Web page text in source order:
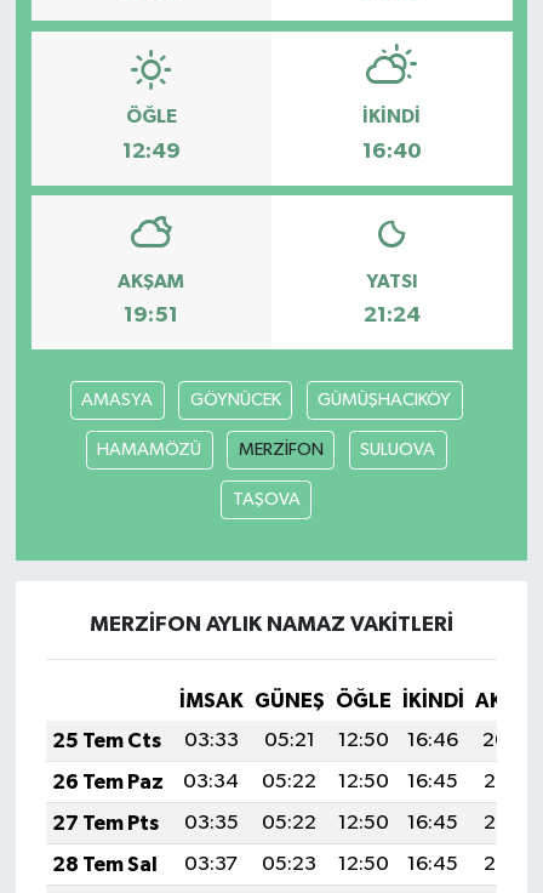
ÖĞLE
12:49
İKINDI
16:40
AKŞAM
19:51
YATSI
21:24
AMASYA GÖYNÜCEK GÜMÜŞHACIKÖY
HAMAMÖZÜ MERZİFON SULUOVA
TAŞOVA
MERZİFON AYLIK NAMAZ VAKITLERI
İMSAK GÜNEŞ ÖĞLE İKINDI
25 Tem Cts
03:33 05:21 12:50 16:46
20:09
26 Tem Paz
03:34 05:22 12:50 16:45
20:08
27 Tem Pts
03:35 05:22 12:50 16:45
20:07
28 Tem Sal
03:37 05:23 12:50 16:45
20:06